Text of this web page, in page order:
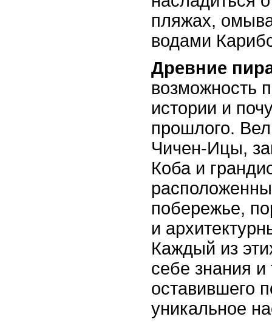
пляжах,
водами
Древние
возможность
истории и
прошлого.
Чичен-Ицы,
Коба и
побережье,
и
Каждый из
себе знания
оставившего
уникальное